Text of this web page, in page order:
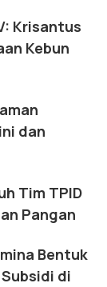
Krisantus
Kebun
dan
Tim TPID
Pangan
Bentuk
di